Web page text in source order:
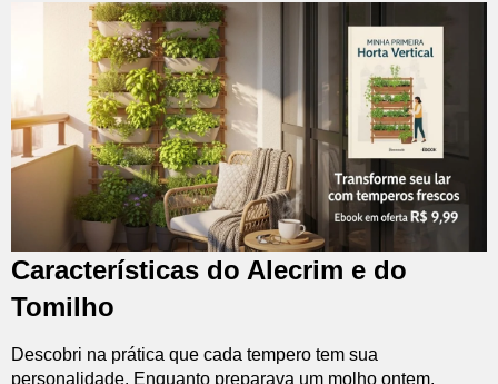
Características do Alecrim e do
Tomilho
Descobri na prática que cada tempero tem sua
personalidade. Enquanto preparava um molho ontem,